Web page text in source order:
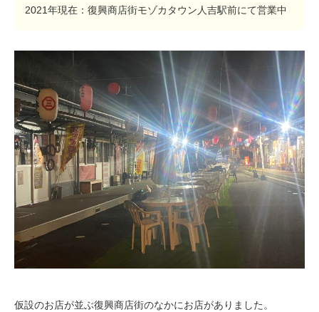
2021年現在：復興商店街モゾカタウン人吉駅前にて営業中
仮設のお店が並ぶ復興商店街のなかにお店がありました。